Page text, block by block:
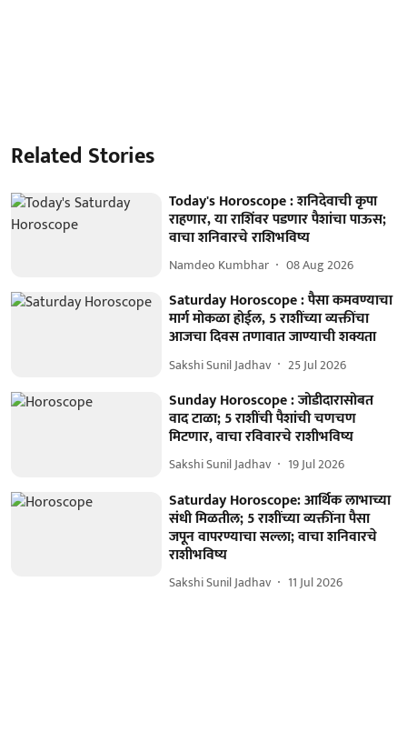
Related Stories
Today's Horoscope : शनिदेवाची कृपा
राहणार, या राशिंवर पडणार पैशांचा पाऊस;
वाचा शनिवारचे राशिभविष्य
Namdeo Kumbhar 08 Aug 2026
Saturday Horoscope : पैसा कमवण्याचा
मार्ग मोकळा होईल, 5 राशींच्या व्यक्तींचा
आजचा दिवस तणावात जाण्याची शक्यता
Sakshi Sunil Jadhav 25 Jul 2026
Sunday Horoscope : जोडीदारासोबत
वाद टाळा; 5 राशींची पैशांची चणचण
मिटणार, वाचा रविवारचे राशीभविष्य
Sakshi Sunil Jadhav 19 Jul 2026
Saturday Horoscope: आर्थिक लाभाच्या
संधी मिळतील; 5 राशींच्या व्यक्तींना पैसा
जपून वापरण्याचा सल्ला; वाचा शनिवारचे
राशीभविष्य
Sakshi Sunil Jadhav 11 Jul 2026